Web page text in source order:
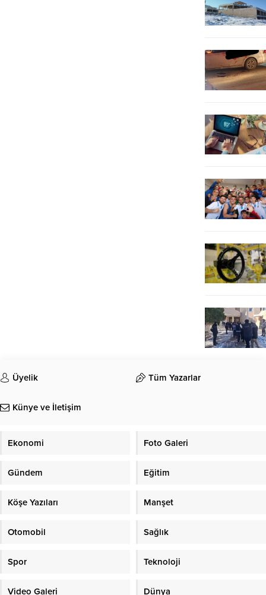
Üyelik Tüm Yazarlar
Künye ve İletişim
Ekonomi Foto Galeri
Gündem Eğitim
Köşe Yazıları Manşet
Otomobil Sağlık
Spor Teknoloji
Video Galeri Dünya